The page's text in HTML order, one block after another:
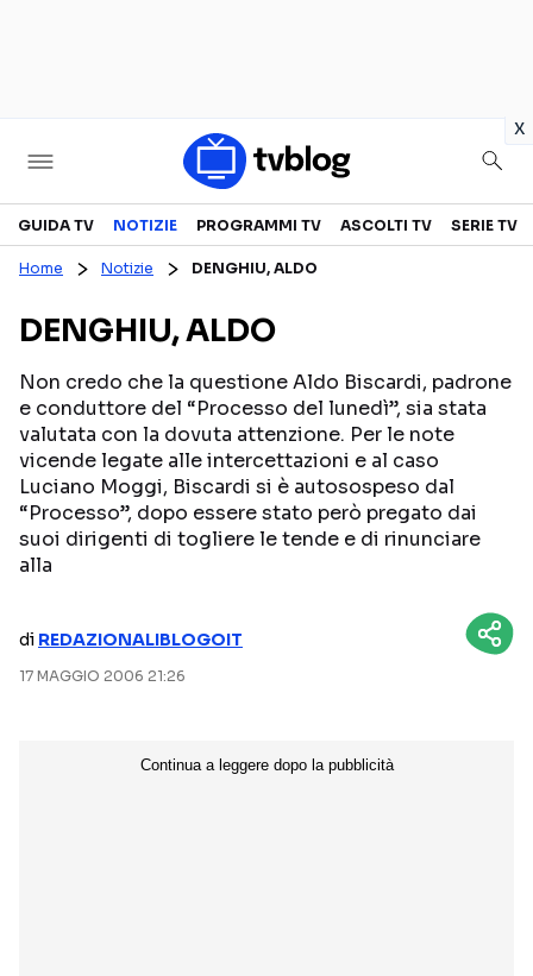
x
Televisione
CANALI TV
PROGRAMMI TV
PERSONAGGI TV
REALITY SHOW
FICTION
Streaming
NETFLIX
GUIDA TV NOTIZIE PROGRAMMI TV ASCOLTI TV SERIE TV
Home Notizie DENGHIU, ALDO
DENGHIU, ALDO
Non credo che la questione Aldo Biscardi, padrone
e conduttore del “Processo del lunedì”, sia stata
valutata con la dovuta attenzione. Per le note
vicende legate alle intercettazioni e al caso
Luciano Moggi, Biscardi si è autosospeso dal
“Processo”, dopo essere stato però pregato dai
suoi dirigenti di togliere le tende e di rinunciare
alla
di REDAZIONALIBLOGOIT
17 MAGGIO 2006 21:26